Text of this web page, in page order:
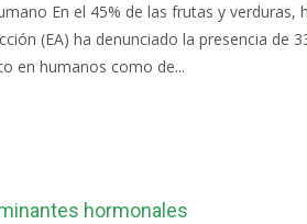
En el 45% de las frutas y
(EA) ha denunciado la presencia de
en humanos como de...
hormonales